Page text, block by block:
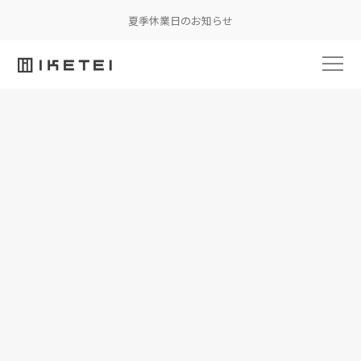
夏季休業日のお知らせ